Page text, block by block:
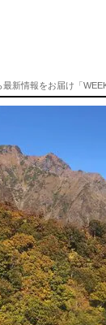
新情報をお届け「